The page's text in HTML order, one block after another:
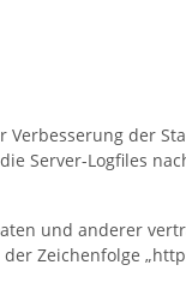
Verbesserung der
Server-Logfiles
und anderer
Zeichenfolge